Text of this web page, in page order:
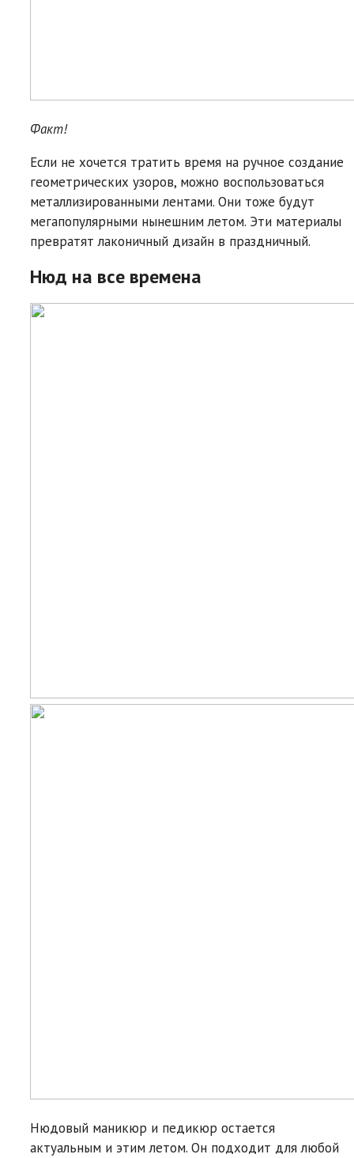
Факт!
Если не хочется тратить время на ручное создание
геометрических узоров, можно воспользоваться
металлизированными лентами. Они тоже будут
мегапопулярными нынешним летом. Эти материалы
превратят лаконичный дизайн в праздничный.
Нюд на все времена
Нюдовый маникюр и педикюр остается
актуальным и этим летом. Он подходит для любой